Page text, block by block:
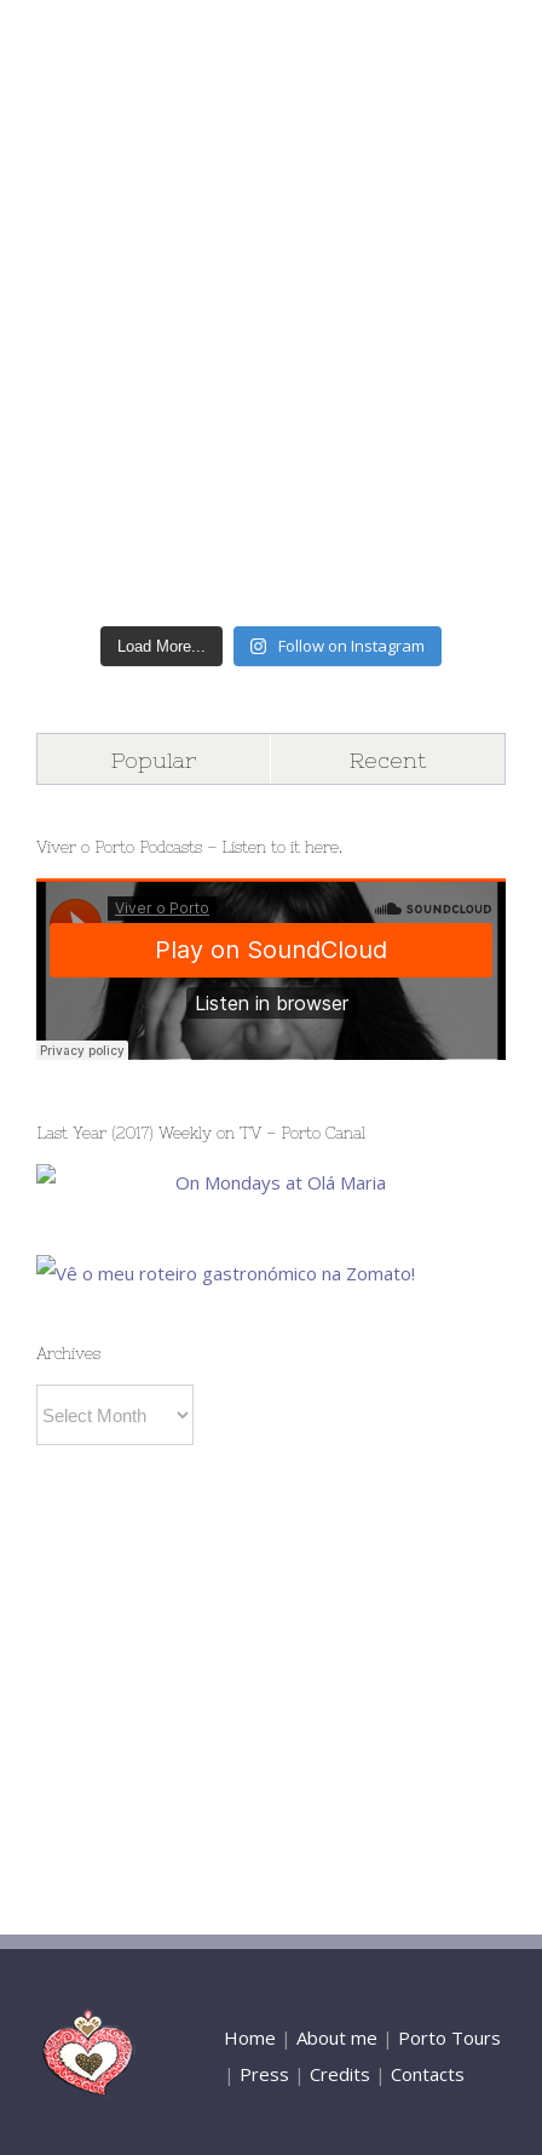
Load More... Follow on Instagram
Popular Recent
Viver o Porto Podcasts – Listen to it here.
Last Year (2017) Weekly on TV – Porto Canal
Archives
Home | About me | Porto Tours
| Press | Credits | Contacts